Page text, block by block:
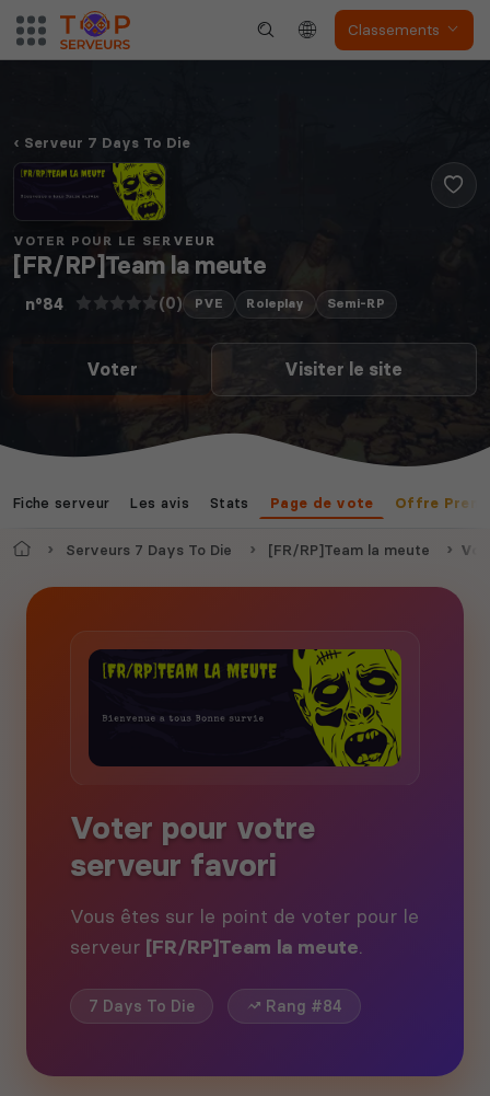
Classements
Serveur 7 Days To Die
VOTER POUR LE SERVEUR
[FR/RP]Team la meute
n°84 (0) PVE Roleplay Semi-RP
Voter Visiter le site
Fiche serveur Les avis Stats Page de vote Offre
AccueilServeurs 7 Days To Die [FR/RP]Team la meute
Voter pour votre
serveur favori
Vous êtes sur le point de voter pour le
serveur [FR/RP]Team la meute.
7 Days To Die Rang #84